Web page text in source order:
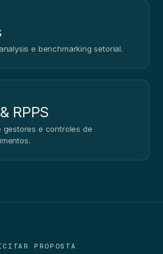
e benchmarking setorial.
RPPS
gestores e controles de
PROPOSTA